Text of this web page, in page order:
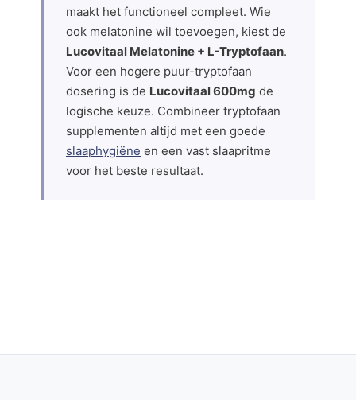
maakt het functioneel compleet. Wie
ook melatonine wil toevoegen, kiest de
Lucovitaal Melatonine + L-Tryptofaan.
Voor een hogere puur-tryptofaan
dosering is de Lucovitaal 600mg de
logische keuze. Combineer tryptofaan
supplementen altijd met een goede
slaaphygiëne en een vast slaapritme
voor het beste resultaat.